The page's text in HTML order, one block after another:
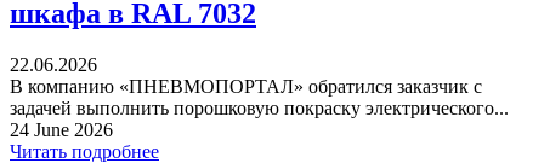
шкафа в RAL 7032
22.06.2026
В компанию «ПНЕВМОПОРТАЛ» обратился заказчик с
задачей выполнить порошковую покраску электрического...
24 June 2026
Читать подробнее